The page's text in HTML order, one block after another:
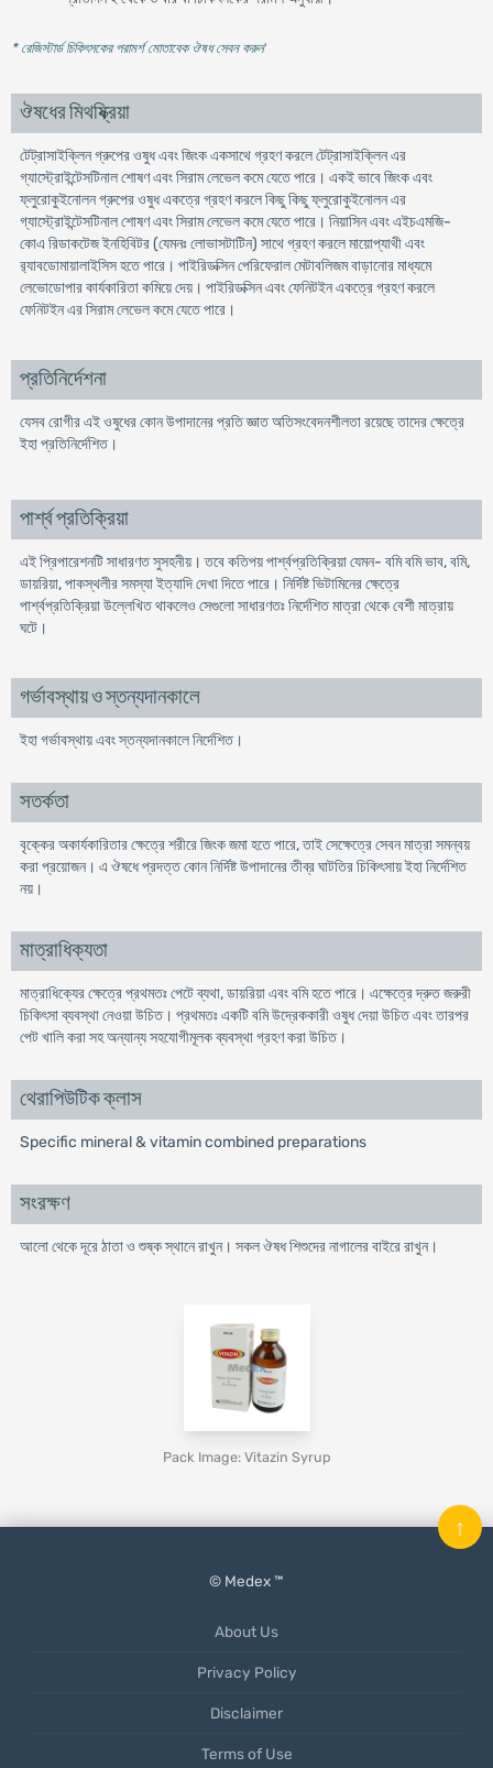
* রেজিস্টার্ড চিকিৎসকের পরামর্শ মোতাবেক ঔষধ সেবন করুন'
ঔষধের মিথষ্ক্রিয়া
টেট্রাসাইক্লিন গ্রুপের ওষুধ এবং জিংক একসাথে গ্রহণ করলে টেট্রাসাইক্লিন এর
গ্যাস্ট্রোইন্টেসটিনাল শোষণ এবং সিরাম লেভেল কমে যেতে পারে। একই ভাবে জিংক এবং
ফ্লুরোকুইনোলন গ্রুপের ওষুধ একত্রে গ্রহণ করলে কিছু কিছু ফ্লুরোকুইনোলন এর
গ্যাস্ট্রোইন্টেসটিনাল শোষণ এবং সিরাম লেভেল কমে যেতে পারে। নিয়াসিন এবং এইচএমজি-
কোএ রিডাকটেজ ইনহিবিটর (যেমনঃ লোভাসটাটিন) সাথে গ্রহণ করলে মায়োপ্যাথী এবং
র‍্যাবডোমায়ালাইসিস হতে পারে। পাইরিডক্সিন পেরিফেরাল মেটাবলিজম বাড়ানোর মাধ্যমে
লেভোডোপার কার্যকারিতা কমিয়ে দেয়। পাইরিডক্সিন এবং ফেনিটইন একত্রে গ্রহণ করলে
ফেনিটইন এর সিরাম লেভেল কমে যেতে পারে।
প্রতিনির্দেশনা
যেসব রোগীর এই ওষুধের কোন উপাদানের প্রতি জ্ঞাত অতিসংবেদনশীলতা রয়েছে তাদের ক্ষেত্রে
ইহা প্রতিনির্দেশিত।
পার্শ্ব প্রতিক্রিয়া
এই প্রিপারেশনটি সাধারণত সুসহনীয়। তবে কতিপয় পার্শ্বপ্রতিক্রিয়া যেমন- বমি বমি ভাব, বমি,
ডায়রিয়া, পাকস্থলীর সমস্যা ইত্যাদি দেখা দিতে পারে। নির্দিষ্ট ভিটামিনের ক্ষেত্রে
পার্শ্বপ্রতিক্রিয়া উল্লেখিত থাকলেও সেগুলো সাধারণতঃ নির্দেশিত মাত্রা থেকে বেশী মাত্রায়
ঘটে।
গর্ভাবস্থায় ও স্তন্যদানকালে
ইহা গর্ভাবস্থায় এবং স্তন্যদানকালে নিৰ্দেশিত।
সতর্কতা
বৃক্কের অকার্যকারিতার ক্ষেত্রে শরীরে জিংক জমা হতে পারে, তাই সেক্ষেত্রে সেবন মাত্রা সমন্বয়
করা প্রয়োজন। এ ঔষধে প্রদত্ত কোন নির্দিষ্ট উপাদানের তীব্র ঘাটতির চিকিৎসায় ইহা নির্দেশিত
নয়।
মাত্রাধিক্যতা
মাত্রাধিক্যের ক্ষেত্রে প্রথমতঃ পেটে ব্যথা, ডায়রিয়া এবং বমি হতে পারে। এক্ষেত্রে দ্রুত জরুরী
চিকিৎসা ব্যবস্থা নেওয়া উচিত। প্রথমতঃ একটি বমি উদ্রেককারী ওষুধ দেয়া উচিত এবং তারপর
পেট খালি করা সহ অন্যান্য সহযোগীমূলক ব্যবস্থা গ্রহণ করা উচিত।
থেরাপিউটিক ক্লাস
Specific mineral & vitamin combined preparations
সংরক্ষণ
আলো থেকে দূরে ঠাতা ও শুষ্ক স্থানে রাখুন। সকল ঔষধ শিশুদের নাগালের বাইরে রাখুন।
Pack Image: Vitazin Syrup
© Medex ™
About Us
Privacy Policy
Disclaimer
Terms of Use
↑